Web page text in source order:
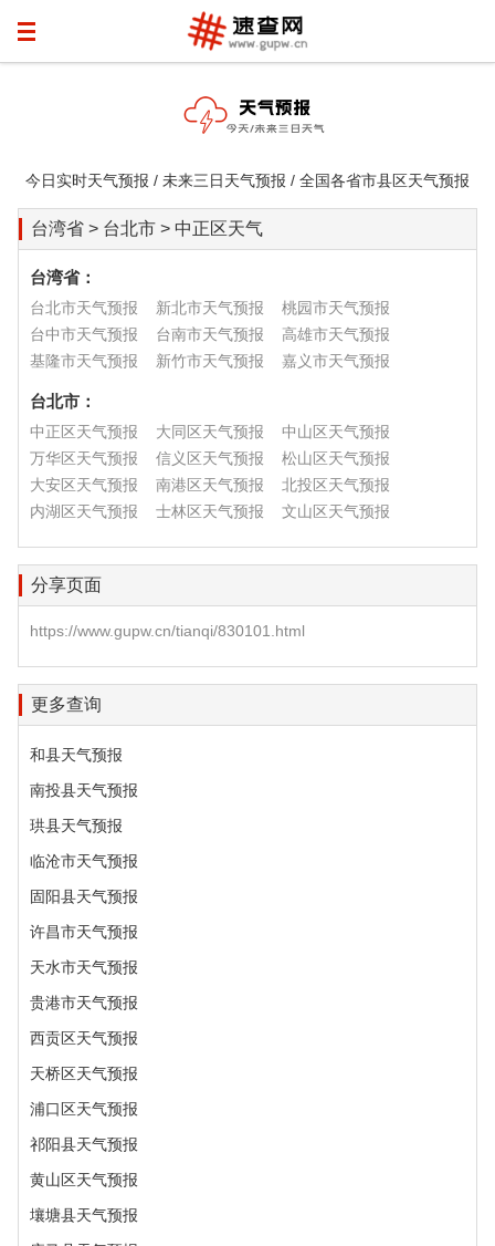
今日实时天气预报 / 未来三日天气预报 / 全国各省市县区天气预报
台湾省 > 台北市 > 中正区天气
台湾省：
台北市天气预报 新北市天气预报
桃园市天气预报
台中市天气预报
台南市天气预报
高雄市天气预报
基隆市天气预报
新竹市天气预报 嘉义市天气预报
台北市：
中正区天气预报 大同区天气预报
中山区天气预报
万华区天气预报
信义区天气预报
松山区天气预报
大安区天气预报
南港区天气预报
北投区天气预报
内湖区天气预报
士林区天气预报 文山区天气预报
分享页面
https://www.gupw.cn/tianqi/830101.html
更多查询
和县天气预报
南投县天气预报
珙县天气预报
临沧市天气预报
固阳县天气预报
许昌市天气预报
天水市天气预报
贵港市天气预报
西贡区天气预报
天桥区天气预报
浦口区天气预报
祁阳县天气预报
黄山区天气预报
壤塘县天气预报